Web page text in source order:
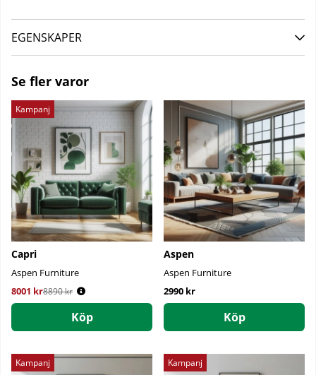
EGENSKAPER
Se fler varor
Kampanj
Capri
Aspen Furniture
8001 kr
Ordinarie pris:
8890 kr
Köp
Aspen
Aspen Furniture
2990 kr
Köp
Kampanj Kampanj